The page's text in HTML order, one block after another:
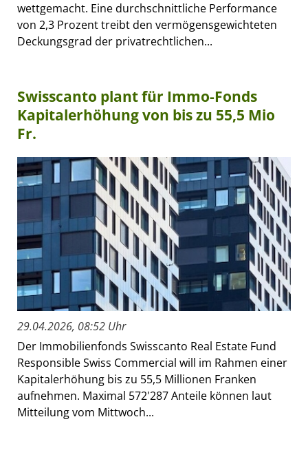
wettgemacht. Eine durchschnittliche Performance
von 2,3 Prozent treibt den vermögensgewichteten
Deckungsgrad der privatrechtlichen...
Swisscanto plant für Immo-Fonds
Kapitalerhöhung von bis zu 55,5 Mio
Fr.
29.04.2026, 08:52 Uhr
Der Immobilienfonds Swisscanto Real Estate Fund
Responsible Swiss Commercial will im Rahmen einer
Kapitalerhöhung bis zu 55,5 Millionen Franken
aufnehmen. Maximal 572'287 Anteile können laut
Mitteilung vom Mittwoch...